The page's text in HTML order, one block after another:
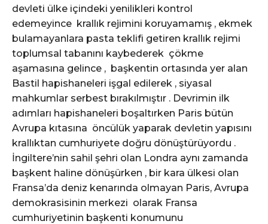
devleti ülke içindeki yenilikleri kontrol
edemeyince krallık rejimini koruyamamış , ekmek
bulamayanlara pasta teklifi getiren krallık rejimi
toplumsal tabanını kaybederek çökme
aşamasına gelince , başkentin ortasında yer alan
Bastil hapishaneleri işgal edilerek , siyasal
mahkumlar serbest bırakılmıştır . Devrimin ilk
adımları hapishaneleri boşaltırken Paris bütün
Avrupa kıtasına öncülük yaparak devletin yapısını
krallıktan cumhuriyete doğru dönüştürüyordu .
İngiltere’nin sahil şehri olan Londra aynı zamanda
başkent haline dönüşürken , bir kara ülkesi olan
Fransa’da deniz kenarında olmayan Paris, Avrupa
demokrasisinin merkezi olarak Fransa
cumhuriyetinin başkenti konumunu